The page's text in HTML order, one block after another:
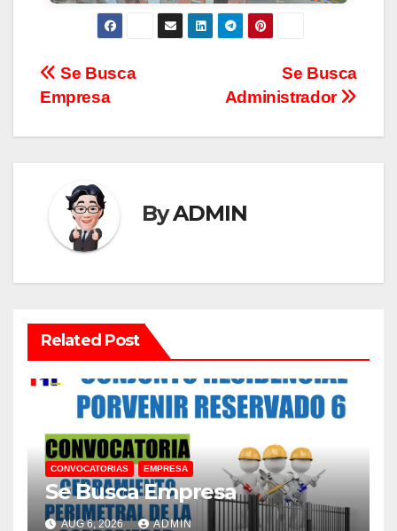
Se Busca
Administrador
Se Busca
Empresa
ByADMIN
Related Post
CONVOCATORIAS EMPRESA
Se Busca Empresa
AUG 6, 2026 ADMIN